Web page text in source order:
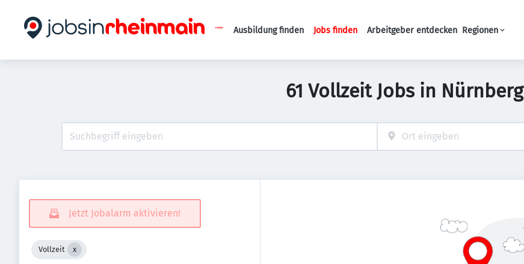
Haupt-Navigation
Ausbildung finden Jobs finden Arbeitgeber entdecken Regionen
61 Vollzeit Jobs in Nürnberg
Jetzt Jobalarm aktivieren!
Vollzeit